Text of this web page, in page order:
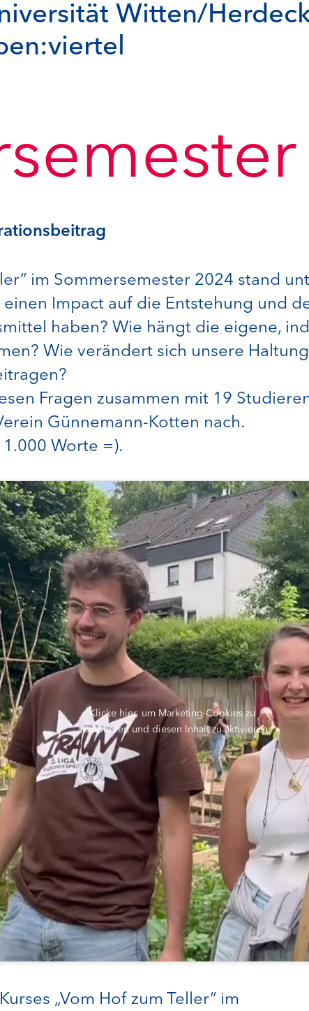
Witten/
im Sommersemester 2024 stand
Impact auf die Entstehung und
haben? Wie hängt die eigene,
Wie verändert sich unsere
Fragen zusammen mit 19
Günnemann-Kotten nach.
Worte =).
Klicke hier, um Marketing-Cookies zu
akzeptieren und diesen Inhalt zu aktivieren
„Vom Hof zum Teller“ im